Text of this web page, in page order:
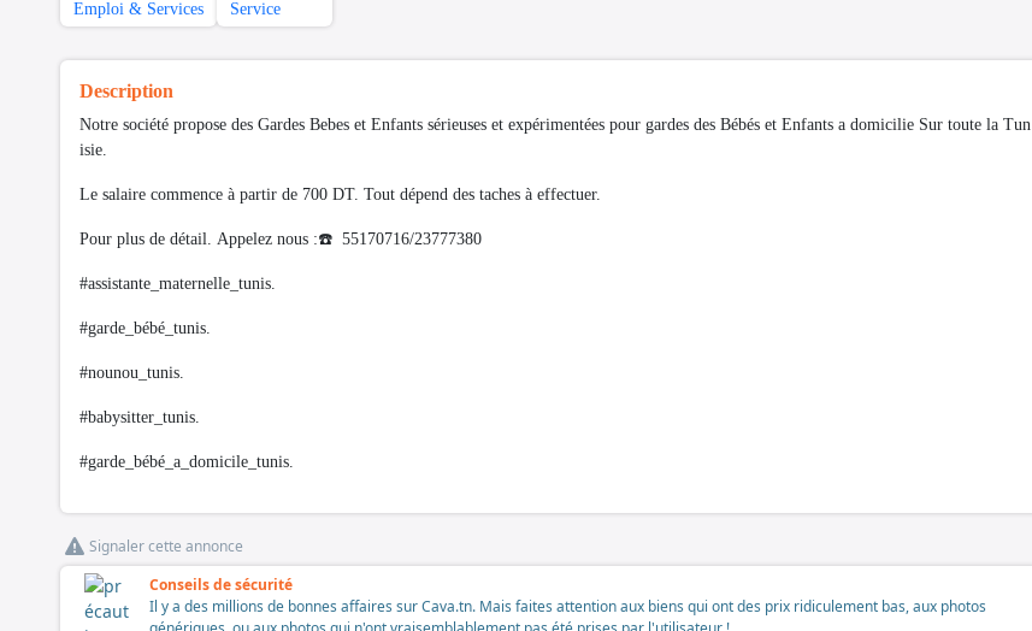
Emploi & Services Service
Description
Notre société propose des Gardes Bebes et Enfants sérieuses et expérimentées pour gardes des Bébés et Enfants a domicilie Sur toute la Tun
isie.
Le salaire commence à partir de 700 DT. Tout dépend des taches à effectuer.
Pour plus de détail. Appelez nous :☎️ 55170716/23777380
#assistante_maternelle_tunis.
#garde_bébé_tunis.
#nounou_tunis.
#babysitter_tunis.
#garde_bébé_a_domicile_tunis.
Signaler cette annonce
Conseils de sécurité
Il y a des millions de bonnes affaires sur Cava.tn. Mais faites attention aux biens qui ont des prix ridiculement bas, aux photos